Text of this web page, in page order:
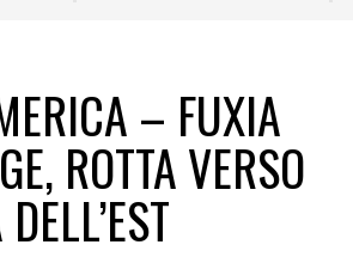
– FUXIA
ROTTA VERSO